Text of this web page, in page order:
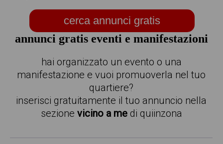
cerca annunci gratis
annunci gratis eventi e manifestazioni
hai organizzato un evento o una
manifestazione e vuoi promuoverla nel tuo
quartiere?
inserisci gratuitamente il tuo annuncio nella
sezione vicino a medi quiinzona